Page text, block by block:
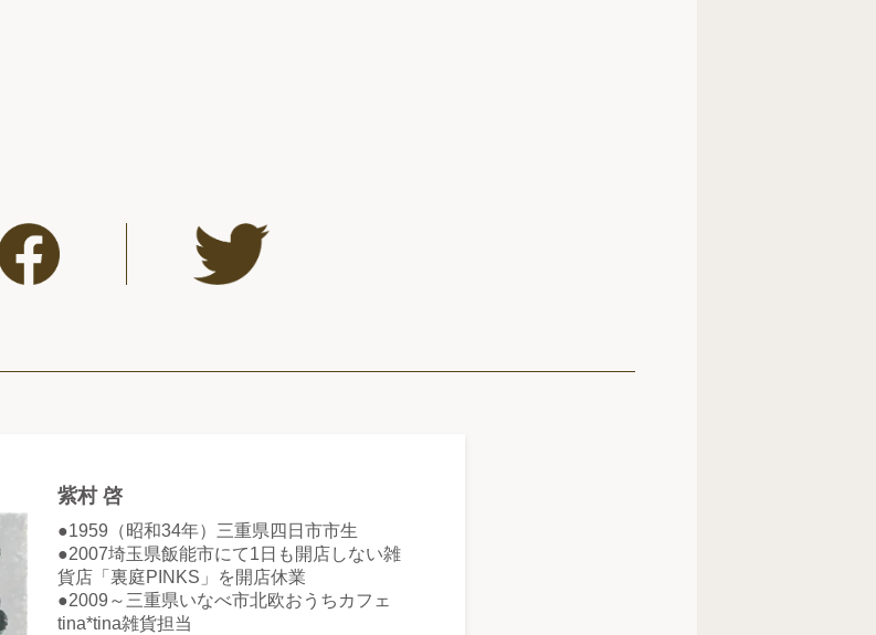
紫村 啓
●1959（昭和34年）三重県四日市市生
●2007埼玉県飯能市にて1日も開店しない雑
貨店「裏庭PINKS」を開店休業
●2009～三重県いなべ市北欧おうちカフェ
tina*tina雑貨担当